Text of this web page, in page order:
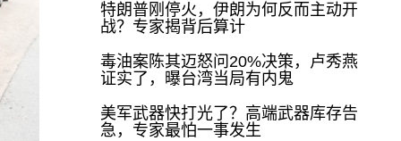
特朗普刚停火，伊朗为何反而主动开
战？专家揭背后算计
毒油案陈其迈怒问20%决策，卢秀燕
证实了，曝台湾当局有内鬼
美军武器快打光了？高端武器库存告
急，专家最怕一事发生